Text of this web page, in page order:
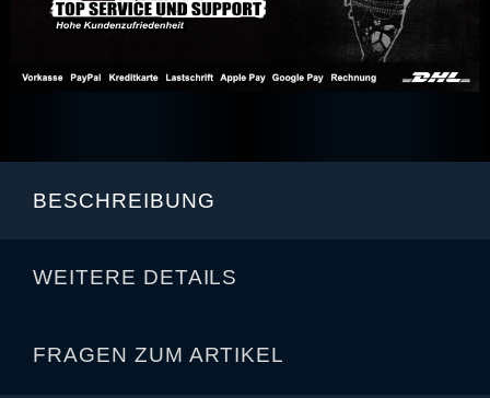
BESCHREIBUNG
WEITERE DETAILS
FRAGEN ZUM ARTIKEL